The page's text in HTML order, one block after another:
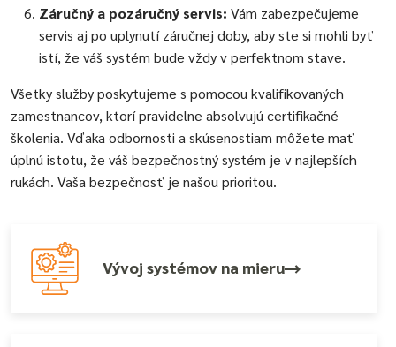
Záručný a pozáručný servis: Vám zabezpečujeme
servis aj po uplynutí záručnej doby, aby ste si mohli byť
istí, že váš systém bude vždy v perfektnom stave.
Všetky služby poskytujeme s pomocou kvalifikovaných
zamestnancov, ktorí pravidelne absolvujú certifikačné
školenia. Vďaka odbornosti a skúsenostiam môžete mať
úplnú istotu, že váš bezpečnostný systém je v najlepších
rukách. Vaša bezpečnosť je našou prioritou.
Vývoj systémov na mieru